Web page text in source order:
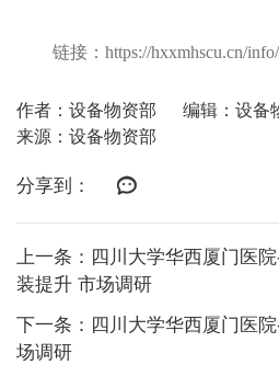
链接：https://hxxmhscu.cn/
作者：设备物资部
编辑：设备
来源：设备物资部
分享到：
上一条：四川大学华西厦门医
装提升 市场调研
下一条：四川大学华西厦门医
场调研